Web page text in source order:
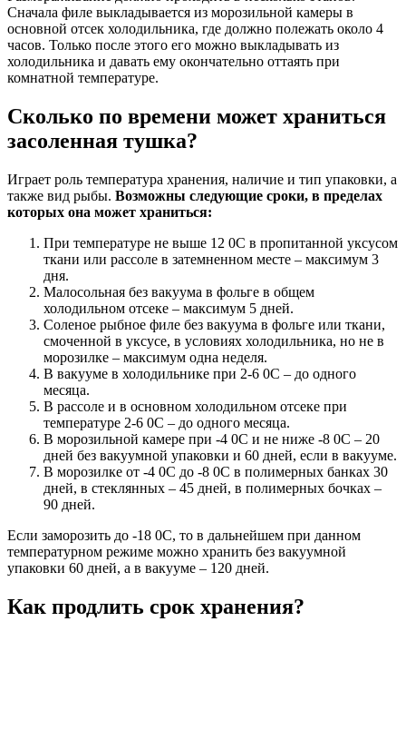
Сначала филе выкладывается из морозильной камеры в
основной отсек холодильника, где должно полежать около 4
часов. Только после этого его можно выкладывать из
холодильника и давать ему окончательно оттаять при
комнатной температуре.
Сколько по времени может храниться
засоленная тушка?
Играет роль температура хранения, наличие и тип упаковки, а
также вид рыбы. Возможны следующие сроки, в пределах
которых она может храниться:
При температуре не выше 12 0C в пропитанной уксусом
ткани или рассоле в затемненном месте – максимум 3
дня.
Малосольная без вакуума в фольге в общем
холодильном отсеке – максимум 5 дней.
Соленое рыбное филе без вакуума в фольге или ткани,
смоченной в уксусе, в условиях холодильника, но не в
морозилке – максимум одна неделя.
В вакууме в холодильнике при 2-6 0C – до одного
месяца.
В рассоле и в основном холодильном отсеке при
температуре 2-6 0C – до одного месяца.
В морозильной камере при -4 0C и не ниже -8 0C – 20
дней без вакуумной упаковки и 60 дней, если в вакууме.
В морозилке от -4 0C до -8 0С в полимерных банках 30
дней, в стеклянных – 45 дней, в полимерных бочках –
90 дней.
Если заморозить до -18 0C, то в дальнейшем при данном
температурном режиме можно хранить без вакуумной
упаковки 60 дней, а в вакууме – 120 дней.
Как продлить срок хранения?